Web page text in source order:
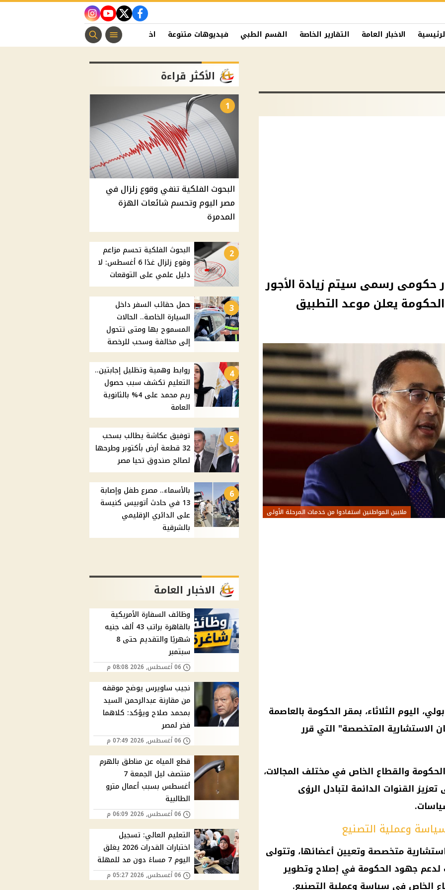
facebook
twitter
youtube
instagram
الاخبار العامة التقارير الخاصة القسم الطبي فيديوهات متنوعة اخبار الفن منوعات مسيحية
حكومى رسمى سيتم زيادة الأجور
يعلن موعد التطبيق
ملايين المواطنين استفادوا من خدمات المرحلة الأولى
، اليوم الثلاثاء، بمقرالحكومة بالعاصمة
الاستشارية المتخصصة" التي قرر
الحكومة والقطاع الخاص في مختلف المجالات،
القنوات الدائمة لتبادل الرؤى
وعملية التصنيع
6 لجان استشارية متخصصة وتعيين أعضائها، وتتولى
لدعم جهود الحكومة في إصلاح وتطوير
الخاص في سياسة وعملية التصنيع.
الأكثر قراءة
1
البحوث الفلكية تنفي وقوع زلزال في
مصر اليوم وتحسم شائعات الهزة
المدمرة
2
البحوث الفلكية تحسم مزاعم
وقوع زلزال غدًا 6 أغسطس: لا
دليل علمي على التوقعات
3
حمل حقائب السفر داخل
السيارة الخاصة.. الحالات
المسموح بها ومتى تتحول
إلى مخالفة وسحب للرخصة
4
روابط وهمية وتظليل إجابتين..
التعليم تكشف سبب حصول
ريم محمد على 4% بالثانوية
العامة
5
توفيق عكاشة يطالب بسحب
32 قطعة أرض بأكتوبر وطرحها
لصالح صندوق تحيا مصر
6
بالأسماء.. مصرع طفل وإصابة
13 في حادث أتوبيس كنيسة
على الدائري الإقليمي
بالشرقية
الاخبار العامة
وظائف السفارة الأمريكية
بالقاهرة براتب 43 ألف جنيه
شهريًا والتقديم حتى 8
سبتمبر
06 أغسطس, 2026 08:08 م
نجيب ساويرس يوضح موقفه
من مقارنة عبدالرحمن السيد
بمحمد صلاح ويؤكد: كلاهما
فخر لمصر
06 أغسطس, 2026 07:49 م
قطع المياه عن مناطق بالهرم
منتصف ليل الجمعة 7
أغسطس بسبب أعمال مترو
الطالبية
06 أغسطس, 2026 06:09 م
التعليم العالي: تسجيل
اختبارات القدرات 2026 يغلق
اليوم 7 مساءً دون مد للمهلة
06 أغسطس, 2026 05:27 م